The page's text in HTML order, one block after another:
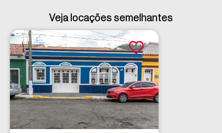
Veja locações semelhantes